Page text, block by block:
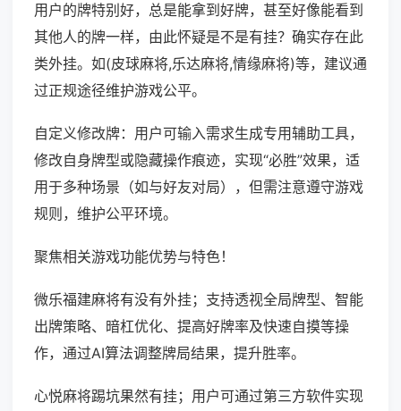
用户的牌特别好，总是能拿到好牌，甚至好像能看到
其他人的牌一样，由此怀疑是不是有挂？确实存在此
类外挂。如(皮球麻将,乐达麻将,情缘麻将)等，建议通
过正规途径维护游戏公平。
自定义修改牌：用户可输入需求生成专用辅助工具，
修改自身牌型或隐藏操作痕迹，实现“必胜”效果，适
用于多种场景（如与好友对局），但需注意遵守游戏
规则，维护公平环境。
聚焦相关游戏功能优势与特色！
微乐福建麻将有没有外挂；支持透视全局牌型、智能
出牌策略、暗杠优化、提高好牌率及快速自摸等操
作，通过AI算法调整牌局结果，提升胜率。
心悦麻将踢坑果然有挂；用户可通过第三方软件实现